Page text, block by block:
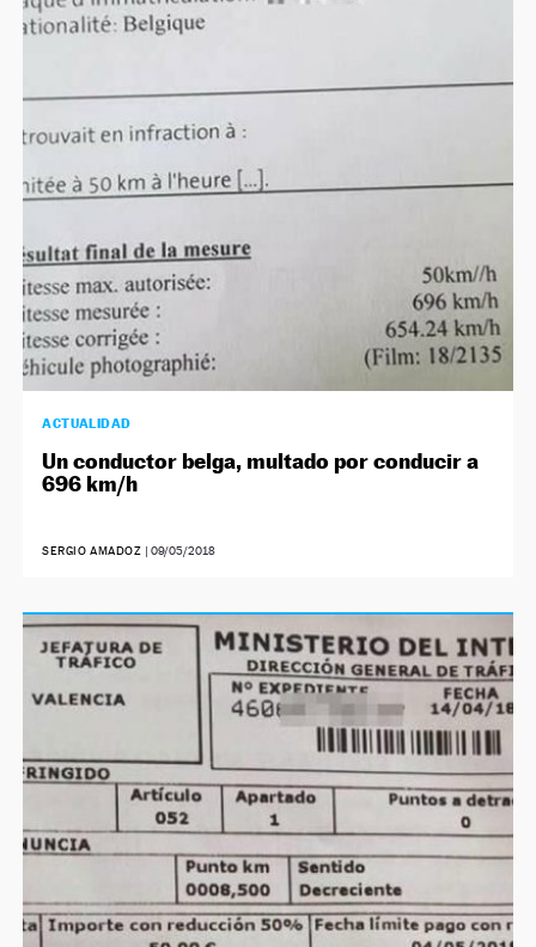
ACTUALIDAD
Un conductor belga, multado por conducir a
696 km/h
SERGIO AMADOZ | 09/05/2018